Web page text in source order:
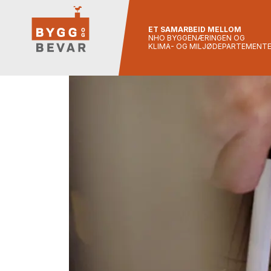
ET SAMARBEID MELLOM
NHO BYGGENÆRINGEN OG
KLIMA- OG